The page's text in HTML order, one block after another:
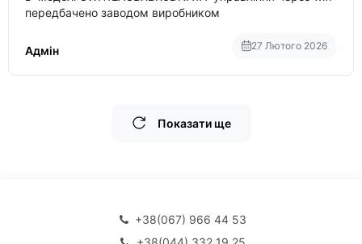
передбачено заводом виробником
Адмін 27 Лютого 2026
Показати ще
+38(067) 966 44 53